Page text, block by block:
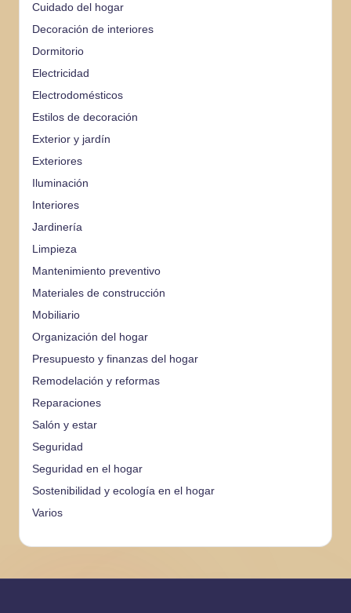
Cuidado del hogar
Decoración de interiores
Dormitorio
Electricidad
Electrodomésticos
Estilos de decoración
Exterior y jardín
Exteriores
Iluminación
Interiores
Jardinería
Limpieza
Mantenimiento preventivo
Materiales de construcción
Mobiliario
Organización del hogar
Presupuesto y finanzas del hogar
Remodelación y reformas
Reparaciones
Salón y estar
Seguridad
Seguridad en el hogar
Sostenibilidad y ecología en el hogar
Varios